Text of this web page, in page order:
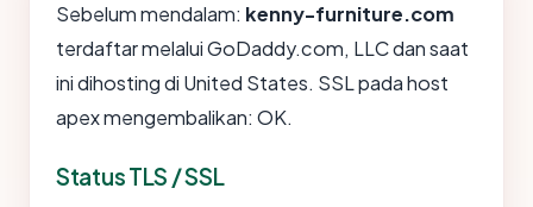
Sebelum mendalam: kenny-furniture.com
terdaftar melalui GoDaddy.com, LLC dan saat
ini dihosting di United States. SSL pada host
apex mengembalikan: OK.
Status TLS / SSL